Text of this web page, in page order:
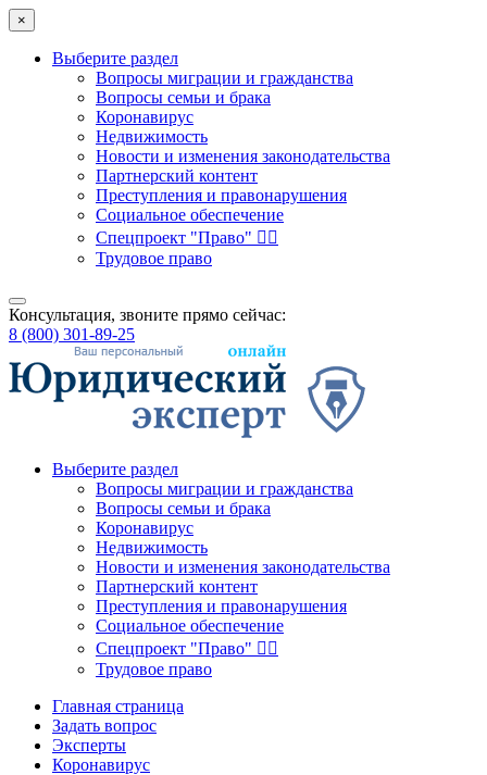
×
Выберите раздел
Вопросы миграции и гражданства
Вопросы семьи и брака
Коронавирус
Недвижимость
Новости и изменения законодательства
Партнерский контент
Преступления и правонарушения
Социальное обеспечение
Спецпроект "Право" 👮‍♂️
Трудовое право
Консультация, звоните прямо сейчас:
8 (800) 301-89-25
Выберите раздел
Вопросы миграции и гражданства
Вопросы семьи и брака
Коронавирус
Недвижимость
Новости и изменения законодательства
Партнерский контент
Преступления и правонарушения
Социальное обеспечение
Спецпроект "Право" 👮‍♂️
Трудовое право
Главная страница
Задать вопрос
Эксперты
Коронавирус